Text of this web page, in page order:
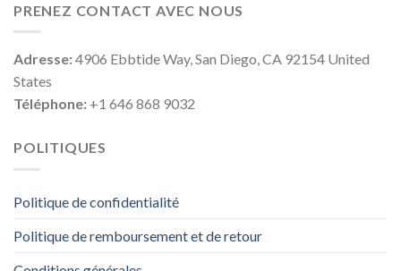
PRENEZ CONTACT AVEC NOUS
Adresse:4906 Ebbtide Way, San Diego, CA 92154 United
States
Téléphone: +1 646 868 9032
POLITIQUES
Politique de confidentialité
Politique de remboursement et de retour